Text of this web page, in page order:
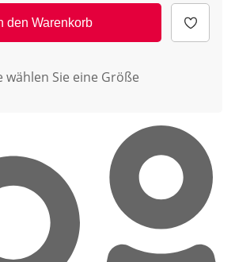
den Warenkorb
wählen Sie eine Größe